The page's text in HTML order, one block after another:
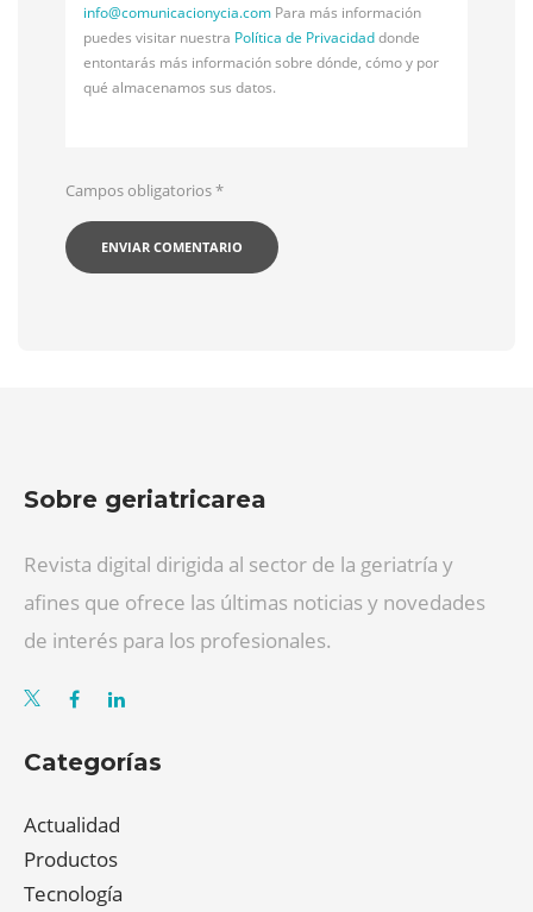
info@comunicacionycia.com Para más información
puedes visitar nuestra Política de Privacidaddonde
entontarás más información sobre dónde, cómo y por
qué almacenamos sus datos.
Campos obligatorios*
Sobre geriatricarea
Revista digital dirigida al sector de la geriatría y
afines que ofrece las últimas noticias y novedades
de interés para los profesionales.
Categorías
Actualidad
Productos
Tecnología